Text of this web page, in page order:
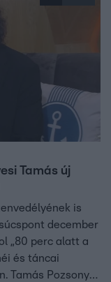
Tamás új
is
december
„80 perc alatt a
és táncai
Tamás Pozsony